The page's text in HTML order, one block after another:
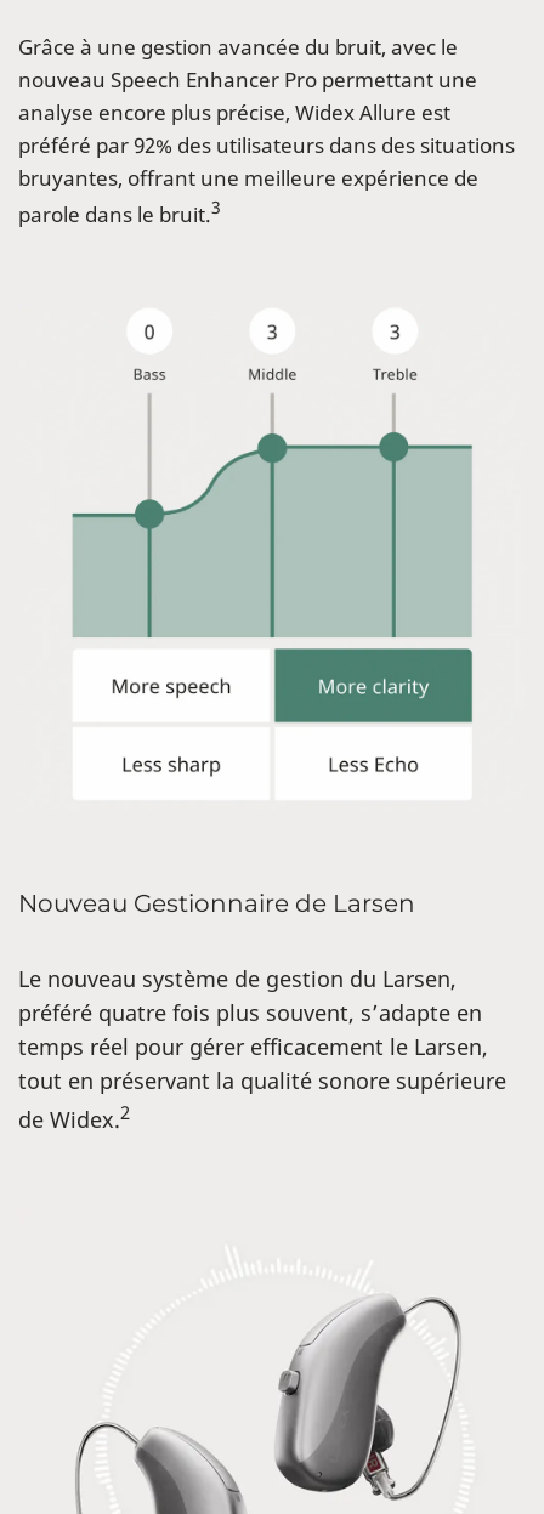
Grâce à une gestion avancée du bruit, avec le
nouveau Speech Enhancer Pro permettant une
analyse encore plus précise, Widex Allure est
préféré par 92% des utilisateurs dans des situations
bruyantes, offrant une meilleure expérience de
parole dans le bruit.3
Nouveau Gestionnaire de Larsen
Le nouveau système de gestion du Larsen,
préféré quatre fois plus souvent, s’adapte en
temps réel pour gérer efficacement le Larsen,
tout en préservant la qualité sonore supérieure
de Widex.2